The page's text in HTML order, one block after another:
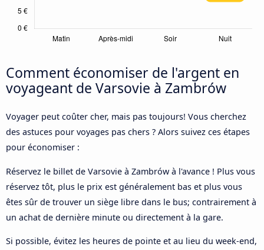
Comment économiser de l'argent en
voyageant de Varsovie à Zambrów
Voyager peut coûter cher, mais pas toujours! Vous cherchez
des astuces pour voyages pas chers ? Alors suivez ces étapes
pour économiser :
Réservez le billet de Varsovie à Zambrów à l'avance ! Plus vous
réservez tôt, plus le prix est généralement bas et plus vous
êtes sûr de trouver un siège libre dans le bus; contrairement à
un achat de dernière minute ou directement à la gare.
Si possible, évitez les heures de pointe et au lieu du week-end,